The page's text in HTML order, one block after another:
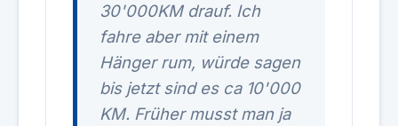
30'000KM drauf. Ich
fahre aber mit einem
Hänger rum, würde sagen
bis jetzt sind es ca 10'000
KM. Früher musst man ja